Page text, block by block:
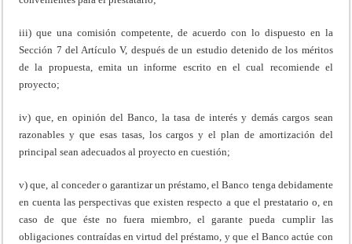
iii) que una comisión competente, de acuerdo con lo dispuesto en la
Sección 7 del Artículo V, después de un estudio detenido de los méritos
de la propuesta, emita un informe escrito en el cual recomiende el
proyecto;
iv) que, en opinión del Banco, la tasa de interés y demás cargos sean
razonables y que esas tasas, los cargos y el plan de amortización del
principal sean adecuados al proyecto en cuestión;
v) que, al conceder o garantizar un préstamo, el Banco tenga debidamente
en cuenta las perspectivas que existen respecto a que el prestatario o, en
caso de que éste no fuera miembro, el garante pueda cumplir las
obligaciones contraídas en virtud del préstamo, y que el Banco actúe con